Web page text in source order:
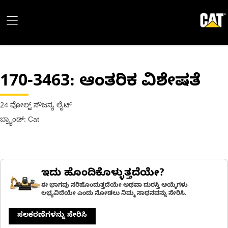
170-3463: ಆಂತರಿಕ ವಿಶೇಷತೆ
24 ವೋಲ್ಟ್ ಸೌಜನ್ಯ ಲೈಟ್
ಬ್ರ್ಯಾಂಡ್: Cat
ಇದು ಹೊಂದಿಕೊಳ್ಳುತ್ತದೆಯೇ?
ಈ ಭಾಗವು ಸರಿಹೊಂದುತ್ತದೆಯೇ ಅಥವಾ ದುರಸ್ತಿ ಆಯ್ಕೆಗಳು
ಲಭ್ಯವಿದೆಯೇ ಎಂದು ನೋಡಲು ನಿಮ್ಮ ಸಾಧನವನ್ನು ಸೇರಿಸಿ.
ಸಲಕರಣೆಗಳನ್ನು ಸೇರಿಸಿ